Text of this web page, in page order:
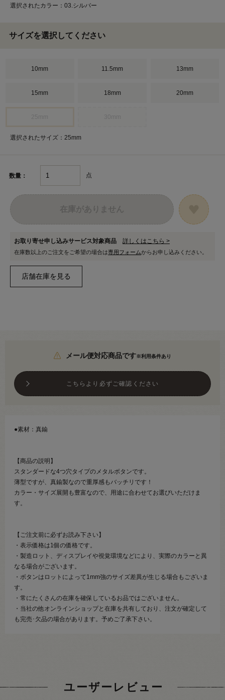
選択されたカラー：03.シルバー
サイズを選択してください
10mm 11.5mm 13mm
15mm 18mm 20mm
選択されたサイズ：25mm
数量： 点
お取り寄せ申し込みサービス対象商品 詳しくはこちら >
在庫数以上のご注文をご希望の場合は専用フォームからお申し込みください。
メール便対応商品です※利用条件あり
こちらより必ずご確認ください
●素材：真鍮
【商品の説明】
スタンダードな4つ穴タイプのメタルボタンです。
薄型ですが、真鍮製なので重厚感もバッチリです！
カラー・サイズ展開も豊富なので、用途に合わせてお選びいただけま
す。
【ご注文前に必ずお読み下さい】
・表示価格は1個の価格です。
・製造ロット、ディスプレイや視覚環境などにより、実際のカラーと異
なる場合がございます。
・ボタンはロットによって1mm強のサイズ差異が生じる場合もございま
す。
・常にたくさんの在庫を確保しているお品ではございません。
・当社の他オンラインショップと在庫を共有しており、注文が確定して
も完売･欠品の場合があります。予めご了承下さい。
ユーザーレビュー